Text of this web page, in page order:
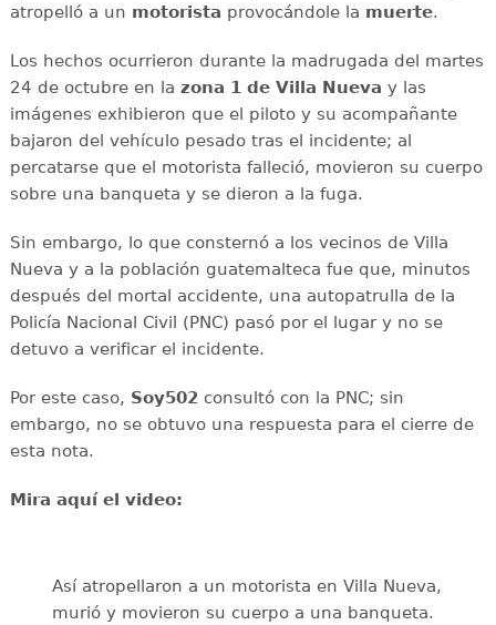
atropelló a un motorista provocándole la muerte.
Los hechos ocurrieron durante la madrugada del martes
24 de octubre en la zona 1 de Villa Nueva y las
imágenes exhibieron que el piloto y su acompañante
bajaron del vehículo pesado tras el incidente; al
percatarse que el motorista falleció, movieron su cuerpo
sobre una banqueta y se dieron a la fuga.
Sin embargo, lo que consternó a los vecinos de Villa
Nueva y a la población guatemalteca fue que, minutos
después del mortal accidente, una autopatrulla de la
Policía Nacional Civil (PNC) pasó por el lugar y no se
detuvo a verificar el incidente.
Por este caso, Soy502consultó con la PNC; sin
embargo, no se obtuvo una respuesta para el cierre de
esta nota.
Mira aquí el video:
Así atropellaron a un motorista en Villa Nueva,
murió y movieron su cuerpo a una banqueta.